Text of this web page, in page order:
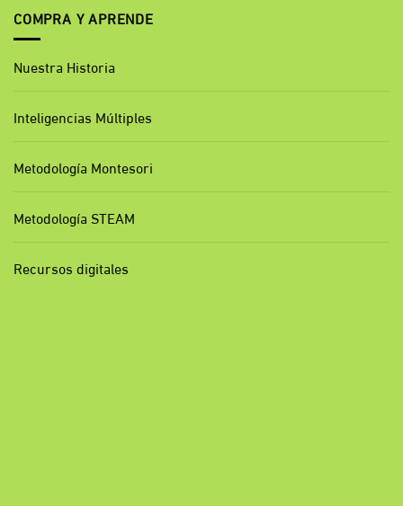
COMPRA Y APRENDE
Nuestra Historia
Inteligencias Múltiples
Metodología Montesori
Metodología STEAM
Recursos digitales